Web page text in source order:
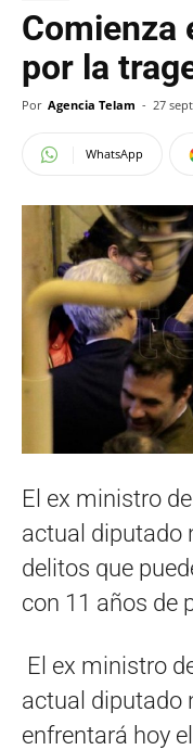
Comienza
por la
Por Agencia Telam - 27
WhatsApp
El ex ministro
actual diputado
delitos que
con 11 años de
El ex ministro
actual diputado
enfrentará hoy